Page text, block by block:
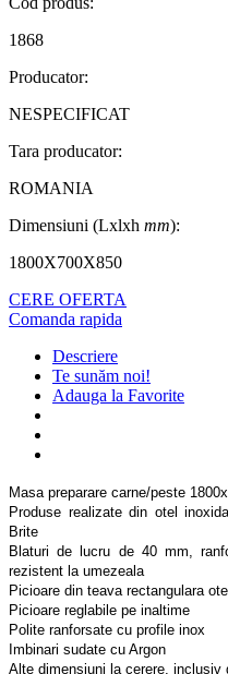
1868
Producator:
NESPECIFICAT
Tara producator:
ROMANIA
Dimensiuni (Lxlxh mm):
1800X700X850
CERE OFERTA
Comanda rapida
Descriere
Te sunăm noi!
Adauga la Favorite
Masa preparare carne/peste
Produse realizate din otel
Brite
Blaturi de lucru de 40 mm,
rezistent la umezeala
Picioare din teava rectangulara
Picioare reglabile pe inaltime
Polite ranforsate cu profile inox
Imbinari sudate cu Argon
Alte dimensiuni la cerere, inclusiv